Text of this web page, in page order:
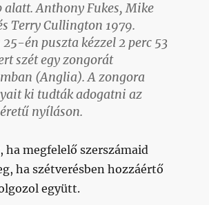
alatt. Anthony Fukes, Mike
Terry Cullington 1979.
én puszta kézzel 2 perc 53
szét egy zongorát
(Anglia). A zongora
ki tudták adogatni az
nyíláson.
ha megfelelő szerszámaid
ha szétverésben hozzáértő
együtt.